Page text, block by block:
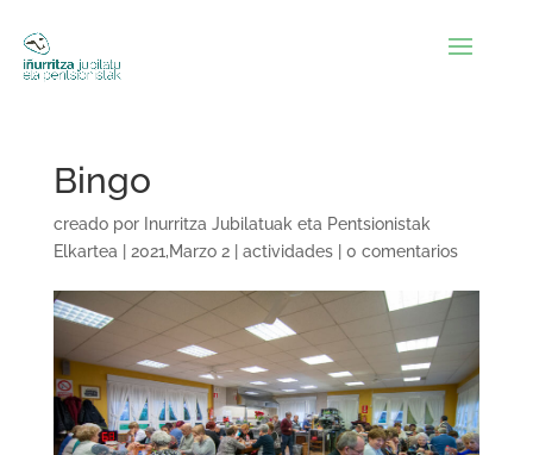
Bingo
creado por Inurritza Jubilatuak eta Pentsionistak
Elkartea
2021,Marzo 2| actividades| 0 comentarios